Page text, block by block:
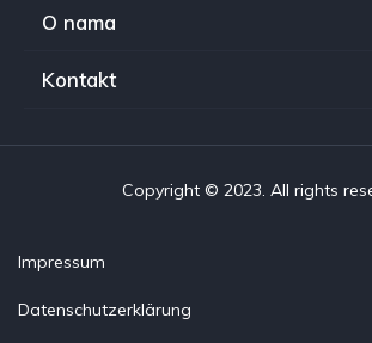
O nama
Kontakt
Copyright © 2023. All rights
Impressum
Datenschutzerklärung